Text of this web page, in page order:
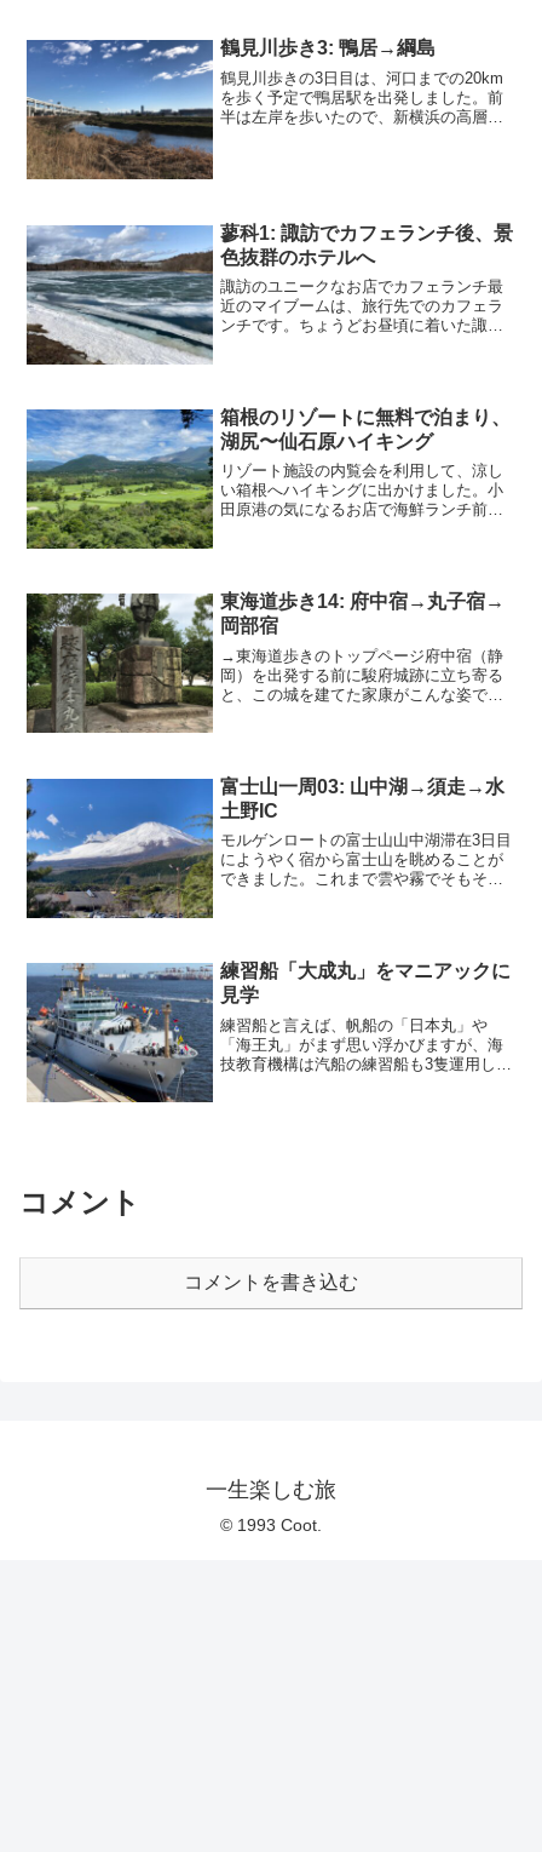
鶴見川歩き3: 鴨居→綱島
鶴見川歩きの3日目は、河口までの20km
を歩く予定で鴨居駅を出発しました。前
半は左岸を歩いたので、新横浜の高層ビ
蓼科1: 諏訪でカフェランチ後、景
色抜群のホテルへ
諏訪のユニークなお店でカフェランチ最
近のマイブームは、旅行先でのカフェラ
ンチです。ちょうどお昼頃に着いた諏訪
箱根のリゾートに無料で泊まり、
湖尻〜仙石原ハイキング
リゾート施設の内覧会を利用して、涼し
い箱根へハイキングに出かけました。小
田原港の気になるお店で海鮮ランチ前に
すが、今日は混む前に入...
東海道歩き14: 府中宿→丸子宿→
岡部宿
→東海道歩きのトップページ府中宿（静
岡）を出発する前に駿府城跡に立ち寄る
と、この城を建てた家康がこんな姿で出
舗で午前のおやつにしまし...
富士山一周03: 山中湖→須走→水
土野IC
モルゲンロートの富士山山中湖滞在3日目
にようやく宿から富士山を眺めることが
できました。これまで雲や霧でそもそも
県側を登る今日の富士山...
練習船「大成丸」をマニアックに
見学
練習船と言えば、帆船の「日本丸」や
「海王丸」がまず思い浮かびますが、海
技教育機構は汽船の練習船も3隻運用して
コメント
コメントを書き込む
一生楽しむ旅
© 1993 Coot.